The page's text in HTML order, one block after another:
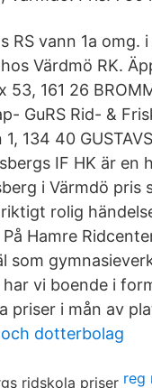
RS vann 1a omg.
Värdmö RK.
53, 161 26
GuRS Rid- &
134 40
IF HK är en
i Värmdö pris
rolig
Hamre
som
vi boende i
priser i mån av
dotterbolag
reg